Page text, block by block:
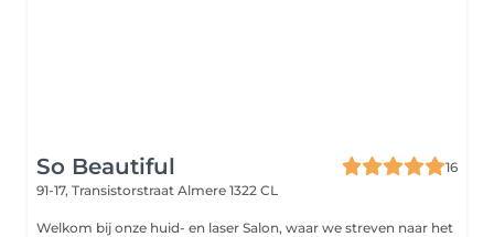
So Beautiful
16
91-17, Transistorstraat Almere 1322 CL
Welkom bij onze huid- en laser Salon, waar we streven naar het